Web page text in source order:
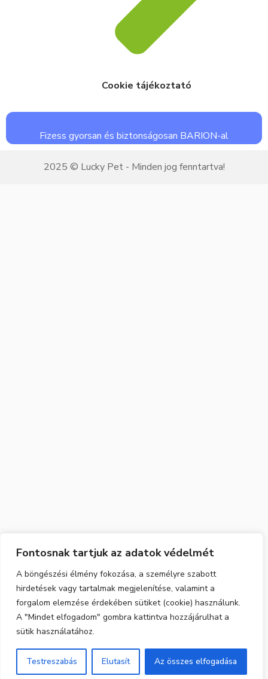
Fontosnak tartjuk az adatok védelmét
A böngészési élmény fokozása, a személyre szabott
hirdetések vagy tartalmak megjelenítése, valamint a
forgalom elemzése érdekében sütiket (cookie) használunk.
A "Mindet elfogadom" gombra kattintva hozzájárulhat a
sütik használatához.
Testreszabás Elutasít Az összes elfogadása
Cookie tájékoztató
Fizess gyorsan és biztonságosan BARION-al
2025 © Lucky Pet - Minden jog fenntartva!